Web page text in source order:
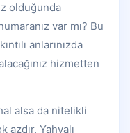
olduğunda
var mı? Bu
anlarınızda
hizmetten
alsa da nitelikli
azdır. Yahyalı